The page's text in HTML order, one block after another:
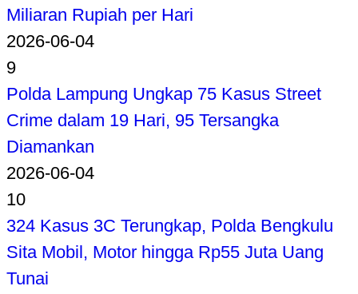
Miliaran Rupiah per Hari
2026-06-04
9
Polda Lampung Ungkap 75 Kasus Street
Crime dalam 19 Hari, 95 Tersangka
Diamankan
2026-06-04
10
324 Kasus 3C Terungkap, Polda Bengkulu
Sita Mobil, Motor hingga Rp55 Juta Uang
Tunai